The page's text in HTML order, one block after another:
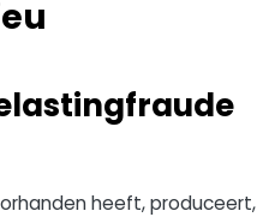
heeft, produceert,